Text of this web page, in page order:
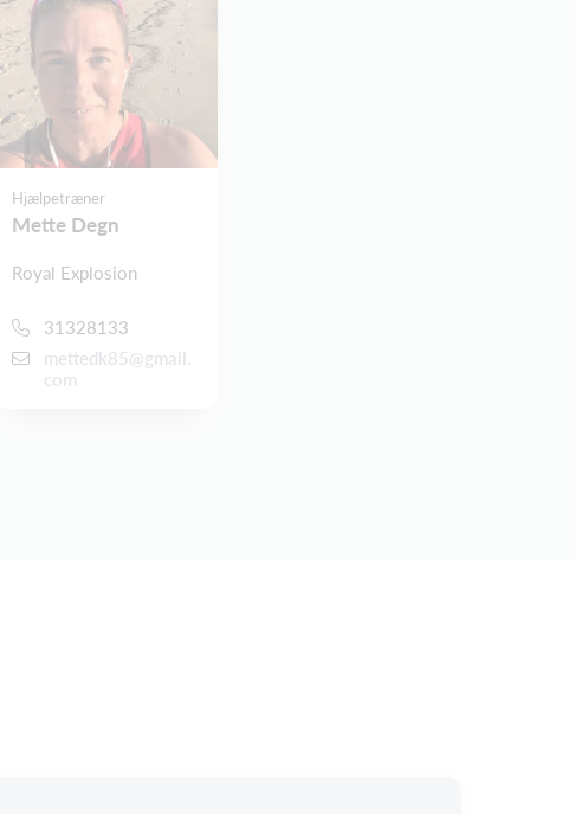
Hjælpetræner
Mette Degn
Royal Explosion
31328133
mettedk85@gmail.
com